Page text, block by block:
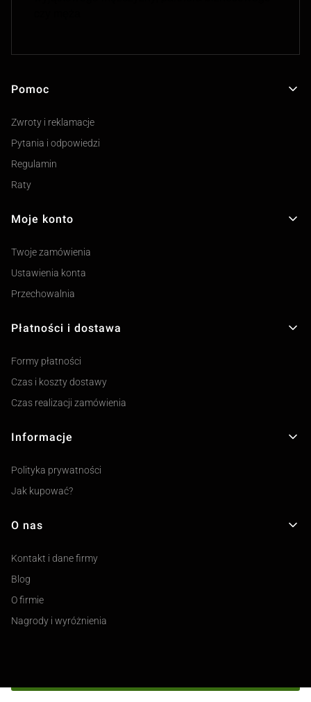
Linki w stopce
Pomoc
Zwroty i reklamacje
Pytania i odpowiedzi
Regulamin
Raty
Moje konto
Twoje zamówienia
Ustawienia konta
Przechowalnia
Płatności i dostawa
Formy płatności
Czas i koszty dostawy
Czas realizacji zamówienia
Informacje
Polityka prywatności
Jak kupować?
O nas
Kontakt i dane firmy
Blog
O firmie
Nagrody i wyróżnienia